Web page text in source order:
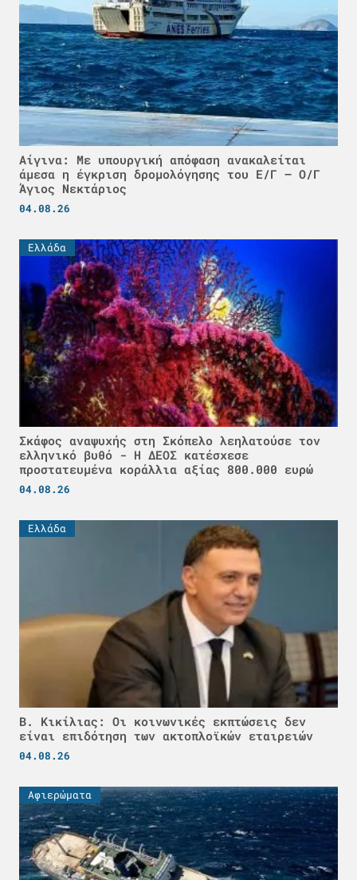
Αίγινα: Με υπουργική απόφαση ανακαλείται
άμεσα η έγκριση δρομολόγησης του Ε/Γ – Ο/Γ
Άγιος Νεκτάριος
04.08.26
Ελλάδα
Σκάφος αναψυχής στη Σκόπελο λεηλατούσε τον
ελληνικό βυθό - H ΔΕΟΣ κατέσχεσε
προστατευμένα κοράλλια αξίας 800.000 ευρώ
04.08.26
Ελλάδα
Β. Κικίλιας: Οι κοινωνικές εκπτώσεις δεν
είναι επιδότηση των ακτοπλοϊκών εταιρειών
04.08.26
Αφιερώματα